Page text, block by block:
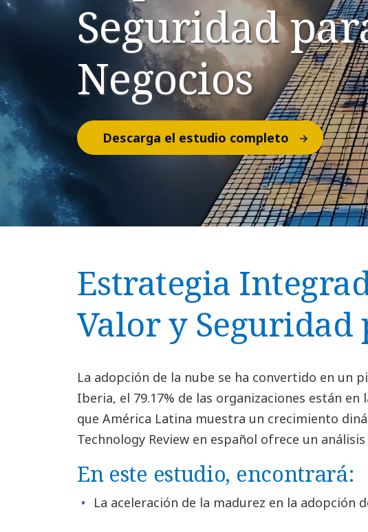
Seguridad
Negocios
Descarga el estudio completo
Estrategia
Valor y Seguridad
La adopción de la nube se ha convertido en un
Iberia, el 79.17% de las organizaciones están
que América Latina muestra un crecimiento
Technology Review en español ofrece un
En este estudio, encontrará:
La aceleración de la madurez en la adopción